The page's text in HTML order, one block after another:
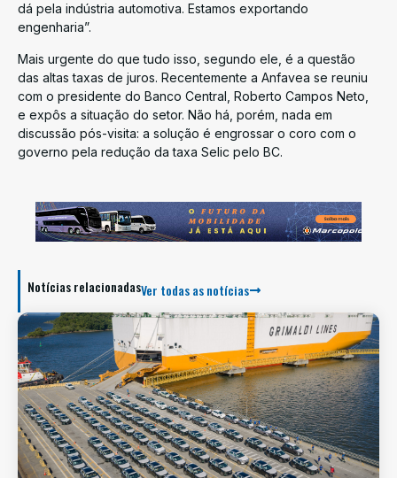
dá pela indústria automotiva. Estamos exportando
engenharia”.
Mais urgente do que tudo isso, segundo ele, é a questão
das altas taxas de juros. Recentemente a Anfavea se reuniu
com o presidente do Banco Central, Roberto Campos Neto,
e expôs a situação do setor. Não há, porém, nada em
discussão pós-visita: a solução é engrossar o coro com o
governo pela redução da taxa Selic pelo BC.
Notícias relacionadasVer todas as notícias